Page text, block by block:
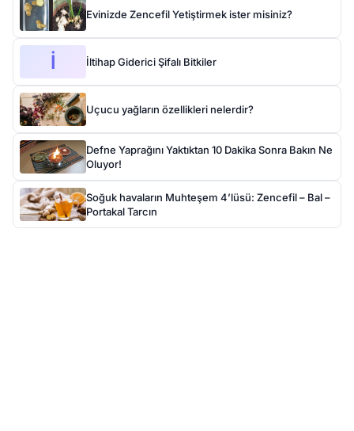
Evinizde Zencefil Yetiştirmek ister misiniz?
İ İltihap Giderici Şifalı Bitkiler
Uçucu yağların özellikleri nelerdir?
Defne Yaprağını Yaktıktan 10 Dakika Sonra Bakın Ne
Oluyor!
Soğuk havaların Muhteşem 4’lüsü: Zencefil – Bal –
Portakal Tarcın